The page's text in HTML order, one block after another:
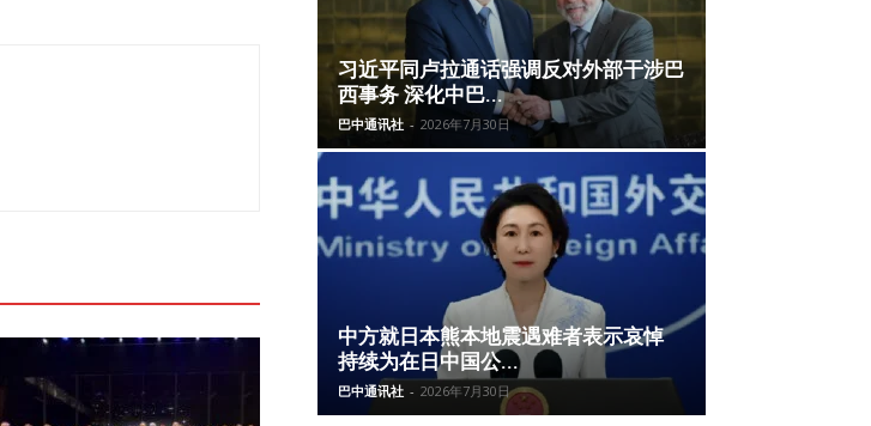
习近平同卢拉通话强调反对外部干涉巴
西事务 深化中巴...
巴中通讯社 - 2026年7月30日
中方就日本熊本地震遇难者表示哀悼
持续为在日中国公...
巴中通讯社 - 2026年7月30日